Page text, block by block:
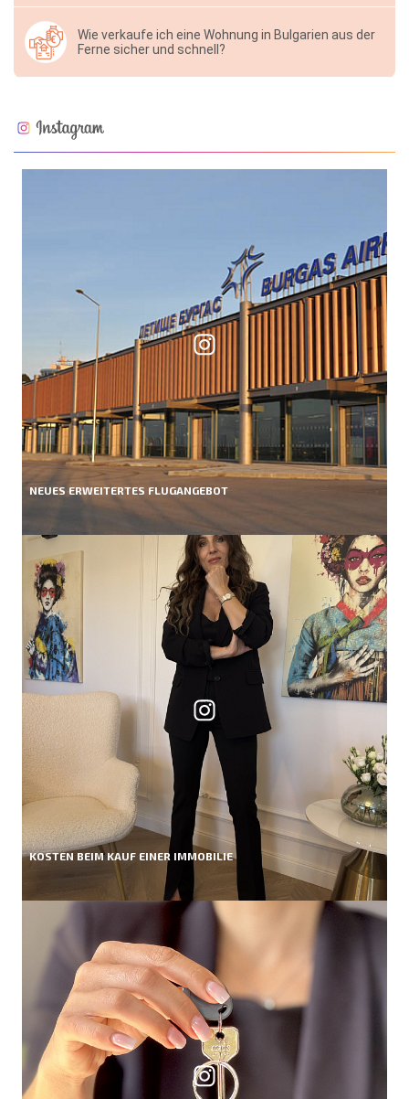
Wie verkaufe ich eine Wohnung in Bulgarien aus der
Ferne sicher und schnell?
NEUES ERWEITERTES FLUGANGEBOT
KOSTEN BEIM KAUF EINER IMMOBILIE